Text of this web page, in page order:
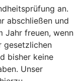
an.
abschließen und
Jahr freuen, wenn
gesetzlichen
bisher keine
Unser